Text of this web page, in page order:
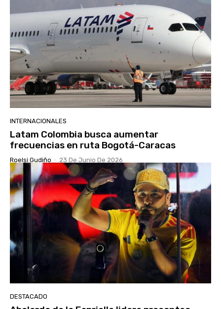
INTERNACIONALES
Latam Colombia busca aumentar
frecuencias en ruta Bogotá-Caracas
Roelsi Gudiño - 23 De Junio De 2026
DESTACADO